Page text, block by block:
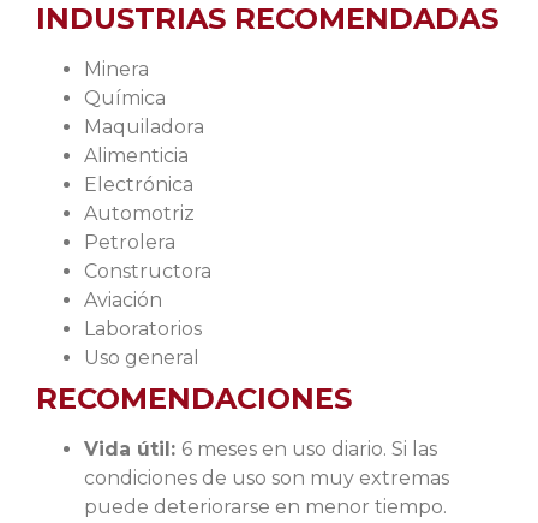
INDUSTRIAS RECOMENDADAS
Minera
Química
Maquiladora
Alimenticia
Electrónica
Automotriz
Petrolera
Constructora
Aviación
Laboratorios
Uso general
RECOMENDACIONES
Vida útil: 6 meses en uso diario. Si las
condiciones de uso son muy extremas
puede deteriorarse en menor tiempo.